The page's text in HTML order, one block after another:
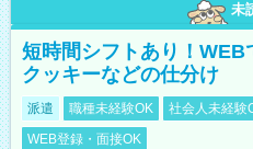
未
短時間シフトあり！WEB
クッキーなどの仕分け
派遣 職種未経験OK 社会人未経験
WEB登録・面接OK